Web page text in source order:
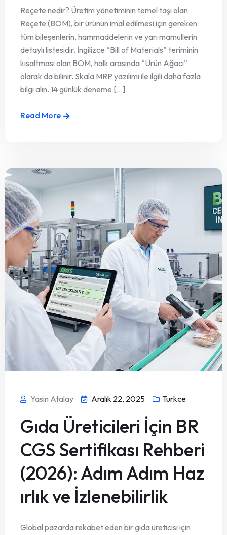
Reçete nedir? Üretim yönetiminin temel taşı olan
Reçete (BOM), bir ürünün imal edilmesi için gereken
tüm bileşenlerin, hammaddelerin ve yarı mamullerin
detaylı listesidir. İngilizce “Bill of Materials” teriminin
kısaltması olan BOM, halk arasında “Ürün Ağacı”
olarak da bilinir. Skala MRP yazılımı ile ilgili daha fazla
bilgi alın. 14 günlük deneme [...]
Read More
Yasin Atalay Aralık 22, 2025 Turkce
Gıda Üreticileri İçin BR
CGS Sertifikası Rehberi
(2026): Adım Adım Haz
ırlık ve İzlenebilirlik
Global pazarda rekabet eden bir gıda üreticisi için